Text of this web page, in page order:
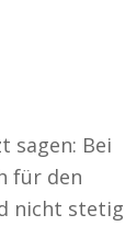
sagen: Bei
für den
nicht stetig